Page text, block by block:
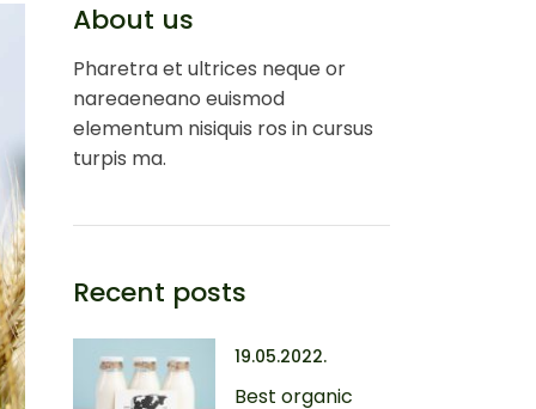
About us
Pharetra et ultrices neque or
nareaeneano euismod
elementum nisiquis ros in cursus
turpis ma.
Recent posts
19.05.2022.
Best organic